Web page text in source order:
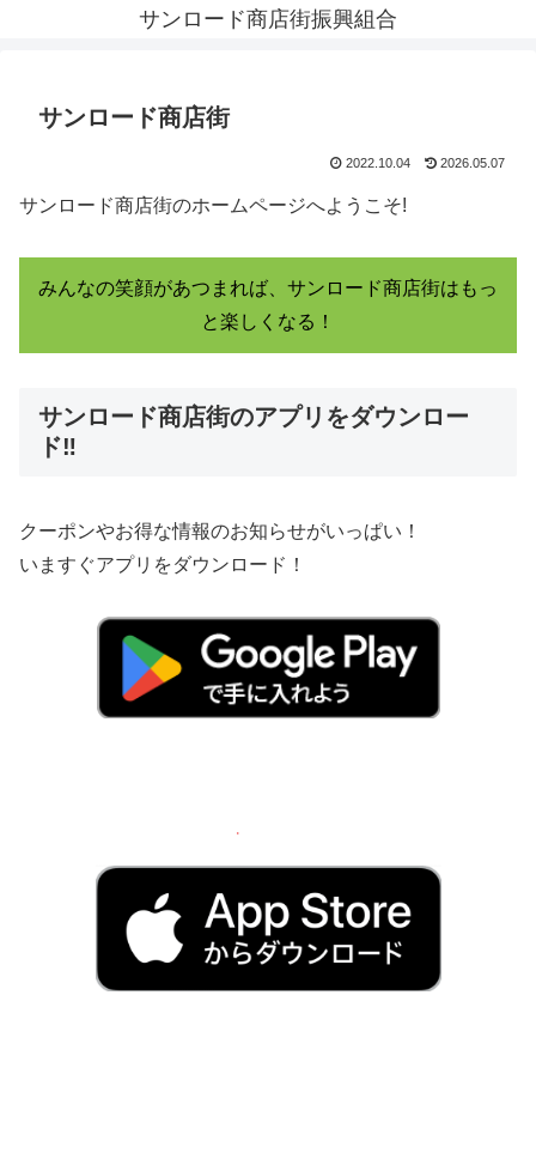
サンロード商店街振興組合
サンロード商店街
2022.10.04 2026.05.07
サンロード商店街のホームページへようこそ!
みんなの笑顔があつまれば、サンロード商店街はもっ
と楽しくなる！
サンロード商店街のアプリをダウンロー
ド‼
クーポンやお得な情報のお知らせがいっぱい！
いますぐアプリをダウンロード！